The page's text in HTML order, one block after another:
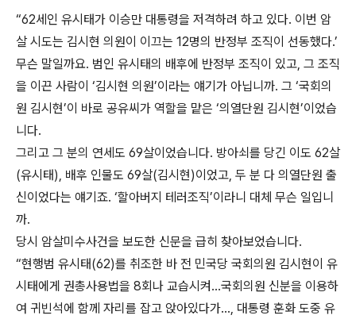
“62세인 유시태가 이승만 대통령을 저격하려 하고 있다. 이번 암
살 시도는 김시현 의원이 이끄는 12명의 반정부 조직이 선동했다.’
무슨 말일까요. 범인 유시태의 배후에 반정부 조직이 있고, 그 조직
을 이끈 사람이 ‘김시현 의원’이라는 얘기가 아닙니까. 그 ‘국회의
원 김시현’이 바로 공유씨가 역할을 맡은 ‘의열단원 김시현’이었습
니다.
그리고 그 분의 연세도 69살이었습니다. 방아쇠를 당긴 이도 62살
(유시태), 배후 인물도 69살(김시현)이었고, 두 분 다 의열단원 출
신이었다는 얘기죠. ‘할아버지 테러조직’이라니 대체 무슨 일입니
까.
당시 암살미수사건을 보도한 신문을 급히 찾아보었습니다.
“현행범 유시태(62)를 취조한 바 전 민국당 국회의원 김시현이 유
시태에게 권총사용법을 8회나 교습시켜…국회의원 신분을 이용하
여 귀빈석에 함께 자리를 잡고 앉아있다가…, 대통령 훈화 도중 유